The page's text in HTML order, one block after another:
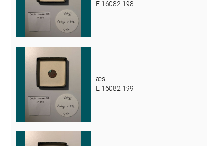
E 16082 198
æs
E 16082 199